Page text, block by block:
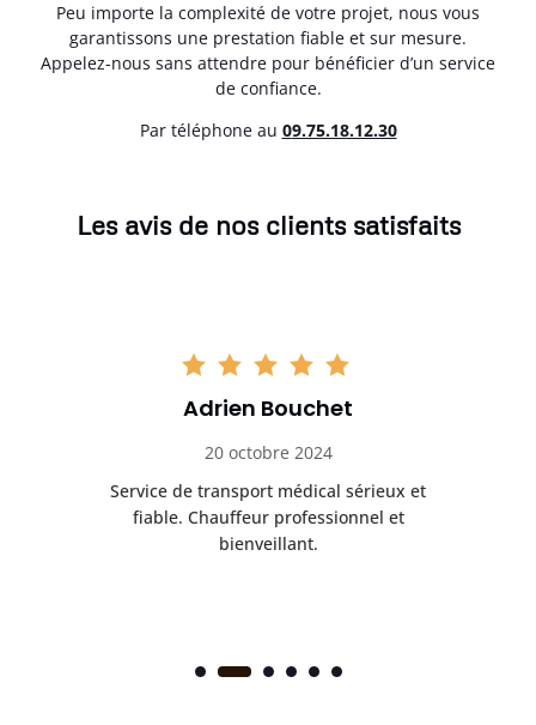
Peu importe la complexité de votre projet, nous vous
garantissons une prestation fiable et sur mesure.
Appelez-nous sans attendre pour bénéficier d’un service
de confiance.
Par téléphone au 09.75.18.12.30
Les avis de nos clients satisfaits
Adrien Bouchet
20 octobre 2024
Service de transport médical sérieux et
fiable. Chauffeur professionnel et
bienveillant.